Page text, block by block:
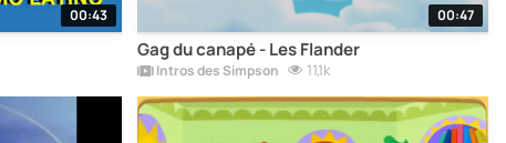
00:43 00:47
Gag du canapé - Les Flander
Intros des Simpson 11,1k